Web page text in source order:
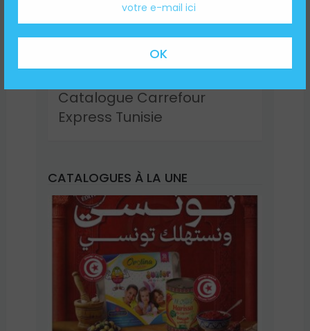
Catalogue Carrefour
Express Tunisie
CATALOGUES À LA UNE